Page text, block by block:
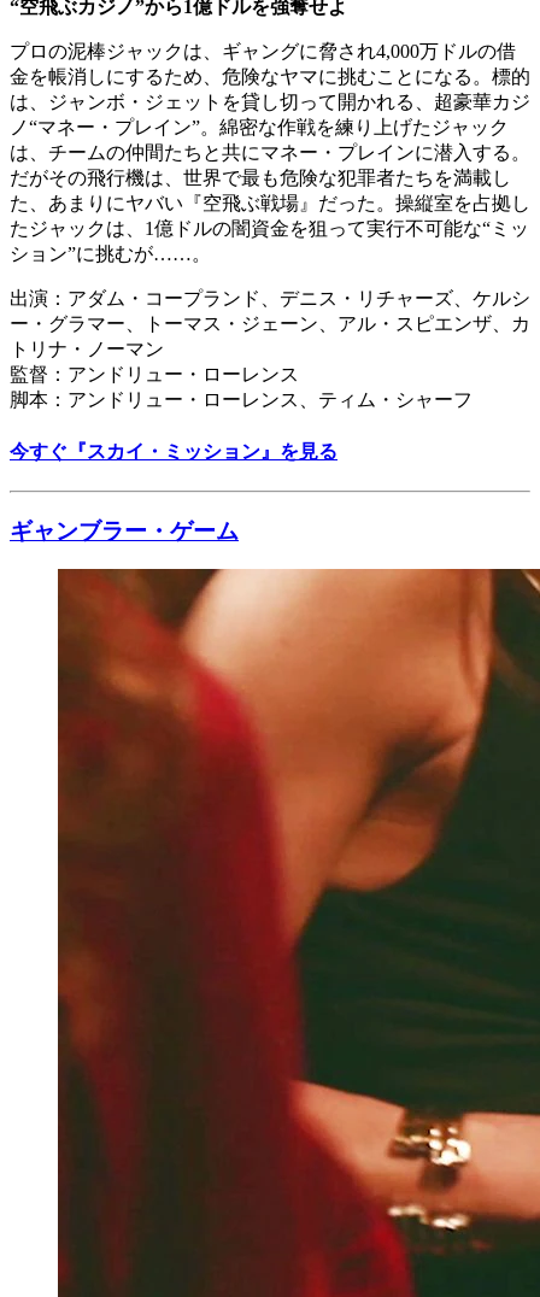
“空飛ぶカジノ”から1億ドルを強奪せよ
プロの泥棒ジャックは、ギャングに脅され4,000万ドルの借
金を帳消しにするため、危険なヤマに挑むことになる。標的
は、ジャンボ・ジェットを貸し切って開かれる、超豪華カジ
ノ“マネー・プレイン”。綿密な作戦を練り上げたジャック
は、チームの仲間たちと共にマネー・プレインに潜入する。
だがその飛行機は、世界で最も危険な犯罪者たちを満載し
た、あまりにヤバい『空飛ぶ戦場』だった。操縦室を占拠し
たジャックは、1億ドルの闇資金を狙って実行不可能な“ミッ
ション”に挑むが……。
出演：アダム・コープランド、デニス・リチャーズ、ケルシ
ー・グラマー、トーマス・ジェーン、アル・スピエンザ、カ
トリナ・ノーマン
監督：アンドリュー・ローレンス
脚本：アンドリュー・ローレンス、ティム・シャーフ
今すぐ『スカイ・ミッション』を見る
ギャンブラー・ゲーム